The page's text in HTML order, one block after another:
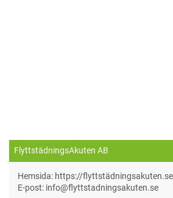
FlyttstädningsAkuten AB
Hemsida: https://flyttstädningsakuten.se
E-post: info@flyttstadningsakuten.se